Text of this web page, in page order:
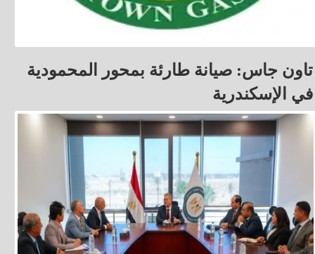
تاون جاس: صيانة طارئة بمحور المحمودية
في الإسكندرية